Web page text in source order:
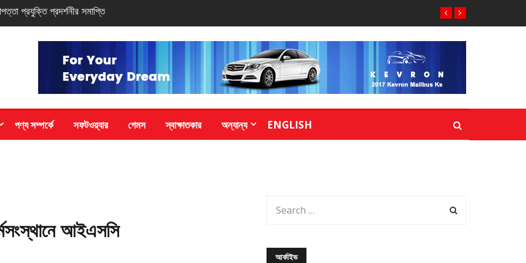
স্মার্টফোন
পণ্য সম্পর্কে সফটওয়্যার গেমস স্বাক্ষাতকার অন্যান্য ENGLISH
আইএসসি
আর্কাইভ